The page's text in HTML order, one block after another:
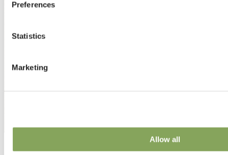
Preferences
Statistics
Marketing
Allow all